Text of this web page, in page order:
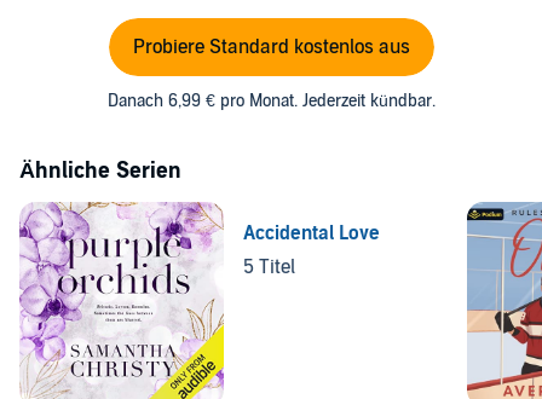
Probiere Standard kostenlos aus
Danach 6,99 € pro Monat. Jederzeit kündbar.
Ähnliche Serien
Accidental Love
5 Titel